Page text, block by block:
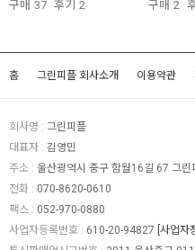
구매 37 후기 2 구매 2
홈 그린피플 회사소개 이용약관
회사명 : 그린피플
대표자 : 김영민
주소 : 울산광역시 중구 함월16길 67 그린
전화 : 070-8620-0610
팩스 : 052-970-0880
사업자등록번호 : 610-20-94827 [사업자